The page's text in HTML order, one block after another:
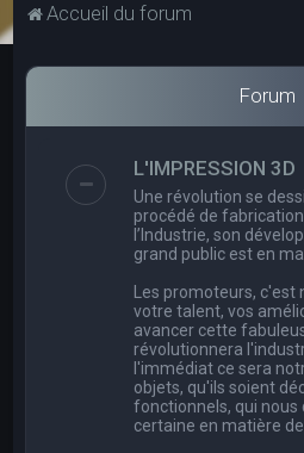
Accueil du forum
Forum
L'IMPRESSION 3D
Une révolution se
procédé de
l’Industrie, son
grand public est en
Les promoteurs,
votre talent, vos
avancer cette
révolutionnera
l'immédiat ce sera
objets, qu'ils soient
fonctionnels, qui nous
certaine en matière